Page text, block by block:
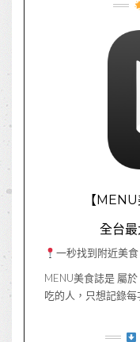
【
全台
一秒找到附近美食
MENU美食誌是 屬
吃的人，只想記錄每